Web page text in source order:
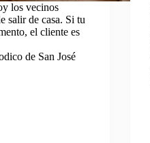
los vecinos
salir de casa. Si tu
el cliente es
de San José